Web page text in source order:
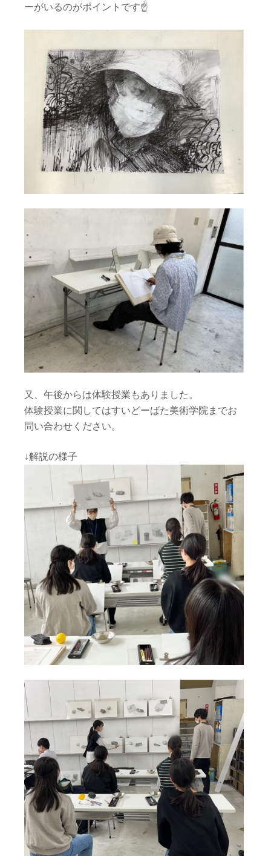
ーがいるのがポイントです☝️
又、午後からは体験授業もありました。
体験授業に関してはすいどーばた美術学院までお
問い合わせください。
↓解説の様子